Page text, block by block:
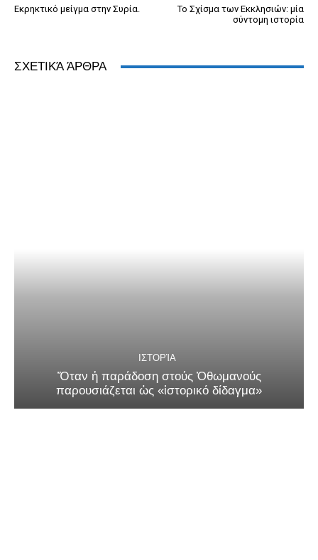
Εκρηκτικό μείγμα στην Συρία.
Το Σχίσμα των Εκκλησιών: μία
σύντομη ιστορία
ΣΧΕΤΙΚΆ ΆΡΘΡΑ
ΙΣΤΟΡΊΑ
Ὅταν ἡ παράδοση στούς Ὀθωμανούς
παρουσιάζεται ὡς «ἱστορικό δίδαγμα»